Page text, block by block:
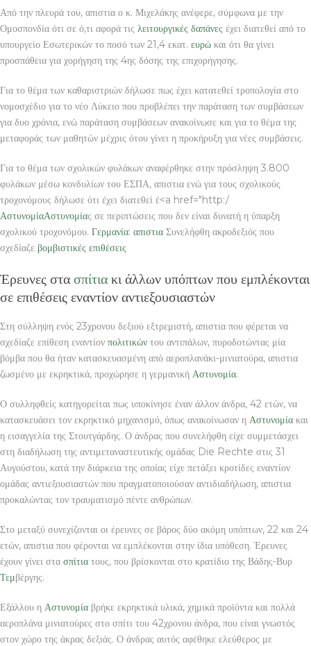
Από την πλευρά του, απιστια ο κ. Μιχελάκης ανέφερε, σύμφωνα με την
Ομοσπονδία ότι σε ό,τι αφορά τις λειτουργικές δαπάνες έχει διατεθεί από το
υπουργείο Εσωτερικών το ποσό των 21,4 εκατ. ευρώ και ότι θα γίνει
προσπάθεια για χορήγηση της 4ης δόσης της επιχορήγησης.
Για το θέμα των καθαριστριών δήλωσε πως έχει κατατεθεί τροπολογία στο
νομοσχέδιο για το νέο Λύκειο που προβλέπει την παράταση των συμβάσεων
για δυο χρόνια, ενώ παράταση συμβάσεων ανακοίνωσε και για το θέμα της
μεταφοράς των μαθητών μέχρις ότου γίνει η προκήρυξη για νέες συμβάσεις.
Για το θέμα των σχολικών φυλάκων αναφέρθηκε στην πρόσληψη 3.800
φυλάκων μέσω κονδυλίων του ΕΣΠΑ, απιστια ενώ για τους σχολικούς
τροχονόμους δήλωσε ότι έχει διατεθεί έ<a href="http:/
ΑστυνομίαΑστυνομίας σε περιπτώσεις που δεν είναι δυνατή η ύπαρξη
σχολικού τροχονόμου. Γερμανία: απιστια Συνελήφθη ακροδεξιός που
σχεδίαζε βομβιστικές επιθέσεις
Έρευνες στα σπίτια κι άλλων υπόπτων που εμπλέκονται
σε επιθέσεις εναντίον αντιεξουσιαστών
Στη σύλληψη ενός 23χρονου δεξιού εξτρεμιστή, απιστια που φέρεται να
σχεδίαζε επίθεση εναντίον πολιτικών του αντιπάλων, πυροδοτώντας μία
βόμβα που θα ήταν κατασκευασμένη από αεροπλανάκι-μινιατούρα, απιστια
ζωσμένο με εκρηκτικά, προχώρησε η γερμανική Αστυνομία.
Ο συλληφθείς κατηγορείται πως υποκίνησε έναν άλλον άνδρα, 42 ετών, να
κατασκευάσει τον εκρηκτικό μηχανισμό, όπως ανακοίνωσαν η Αστυνομία και
η εισαγγελία της Στουτγάρδης. Ο άνδρας που συνελήφθη είχε συμμετάσχει
στη διαδήλωση της αντιμεταναστευτικής ομάδας Die Rechte στις 31
Αυγούστου, κατά την διάρκεια της οποίας είχε πετάξει κροτίδες εναντίον
ομάδας αντιεξουσιαστών που πραγματοποιούσαν αντιδιαδήλωση, απιστια
προκαλώντας τον τραυματισμό πέντε ανθρώπων.
Στο μεταξύ συνεχίζονται οι έρευνες σε βάρος δύο ακόμη υπόπτων, 22 και 24
ετών, απιστια που φέρονται να εμπλέκονται στην ίδια υπόθεση. Έρευνες
έχουν γίνει στα σπίτια τους, που βρίσκονται στο κρατίδιο της Βάδης-Βυρ
Τεμβέργης.
Εξάλλου η Αστυνομία βρήκε εκρηκτικά υλικά, χημικά προϊόντα και πολλά
αεροπλάνα μινιατούρες στο σπίτι του 42χρονου άνδρα, που είναι γνωστός
στον χώρο της άκρας δεξιάς. Ο άνδρας αυτός αφέθηκε ελεύθερος με